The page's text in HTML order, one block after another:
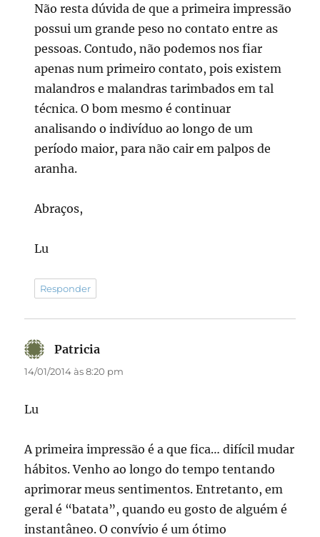
Não resta dúvida de que a primeira impressão
possui um grande peso no contato entre as
pessoas. Contudo, não podemos nos fiar
apenas num primeiro contato, pois existem
malandros e malandras tarimbados em tal
técnica. O bom mesmo é continuar
analisando o indivíduo ao longo de um
período maior, para não cair em palpos de
aranha.
Abraços,
Lu
Responder
Patricia
14/01/2014 às 8:20 pm
Lu
A primeira impressão é a que fica… difícil mudar
hábitos. Venho ao longo do tempo tentando
aprimorar meus sentimentos. Entretanto, em
geral é “batata”, quando eu gosto de alguém é
instantâneo. O convívio é um ótimo